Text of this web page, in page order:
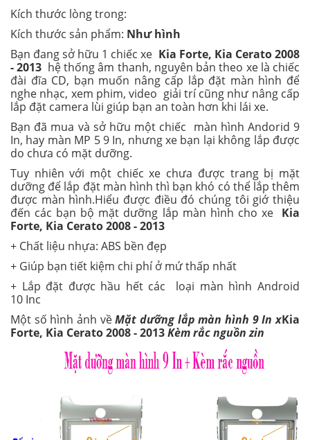
Kích thước lòng trong:
Kích thước sản phẩm: Như hình
Bạn đang sở hữu 1 chiếc xe Kia Forte, Kia Cerato 2008
- 2013 hệ thống âm thanh, nguyên bản theo xe là chiếc
đài đĩa CD, bạn muốn nâng cấp lắp đặt màn hình để
nghe nhạc, xem phim, video giải trí cũng như nâng cấp
lắp đặt camera lùi giúp bạn an toàn hơn khi lái xe.
Bạn đã mua và sở hữu một chiếc màn hình Andorid 9
In, hay màn MP 5 9 In, nhưng xe bạn lại không lắp được
do chưa có mặt dưỡng.
Tuy nhiên với một chiếc xe chưa được trang bị mặt
dưỡng để lắp đặt màn hình thì bạn khó có thể lắp thêm
được màn hình.Hiểu được điều đó chúng tôi giớ thiệu
đến các bạn bộ mặt dưỡng lắp màn hình cho xe Kia
Forte, Kia Cerato 2008 - 2013
+ Chất liệu nhựa: ABS bền đẹp
+ Giúp bạn tiết kiệm chi phí ở mứ thấp nhất
+ Lắp đặt được hầu hết các loại màn hình Android
10 Inc
Một số hình ảnh vềMặt dưỡng lắp màn hình 9 In xKia
Forte, Kia Cerato 2008 - 2013Kèm rắc nguồn zin